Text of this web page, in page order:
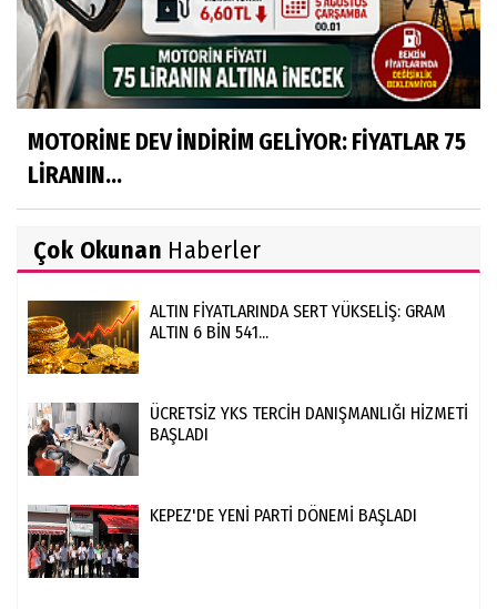
MOTORİNE DEV İNDİRİM GELİYOR: FİYATLAR 75
LİRANIN...
Çok Okunan Haberler
ALTIN FİYATLARINDA SERT YÜKSELİŞ: GRAM
ALTIN 6 BİN 541...
ÜCRETSİZ YKS TERCİH DANIŞMANLIĞI HİZMETİ
BAŞLADI
KEPEZ'DE YENİ PARTİ DÖNEMİ BAŞLADI